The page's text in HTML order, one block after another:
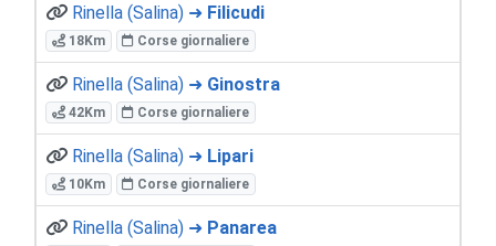
Rinella (Salina) ➜ Filicudi
18Km Corse giornaliere
Rinella (Salina) ➜ Ginostra
42Km Corse giornaliere
Rinella (Salina) ➜ Lipari
10Km Corse giornaliere
Rinella (Salina) ➜ Panarea